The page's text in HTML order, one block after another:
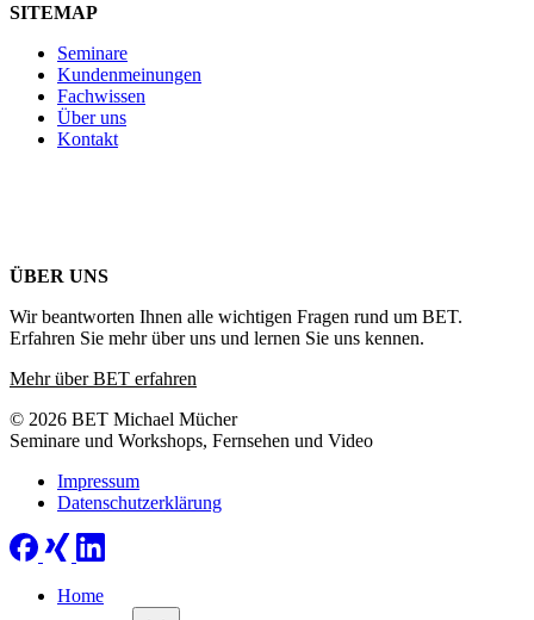
SITEMAP
Seminare
Kundenmeinungen
Fachwissen
Über uns
Kontakt
ÜBER UNS
Wir beantworten Ihnen alle wichtigen Fragen rund um BET.
Erfahren Sie mehr über uns und lernen Sie uns kennen.
Mehr über BET erfahren
© 2026 BET Michael Mücher
Seminare und Workshops, Fernsehen und Video
Impressum
Datenschutzerklärung
Home